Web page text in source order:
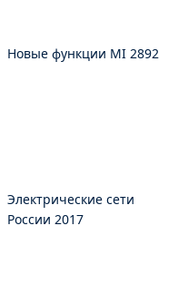
Новые функции MI 2892
Электрические сети
России 2017